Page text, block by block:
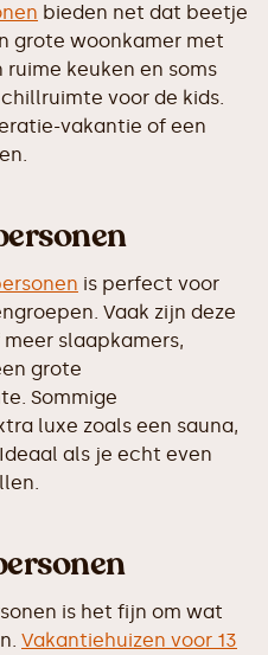
bieden net dat beetje
grote woonkamer met
keuken en soms
voor de kids.
vakantie of een
is perfect voor
Vaak zijn deze
slaapkamers,
grote
Sommige
luxe zoals een sauna,
als je echt even
is het fijn om wat
Vakantiehuizen voor 13